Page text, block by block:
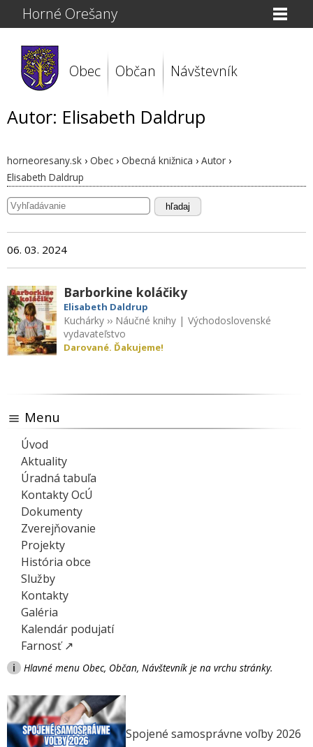
Horné Orešany
Obec Občan Návštevník
Autor: Elisabeth Daldrup
horneoresany.sk › Obec › Obecná knižnica › Autor ›
Elisabeth Daldrup
hľadaj
06. 03. 2024
Barborkine koláčiky
Elisabeth Daldrup
Kuchárky ›› Náučné knihy |Východoslovenské
vydavateľstvo
Darované. Ďakujeme!
Menu
Úvod
Aktuality
Úradná tabuľa
Kontakty OcÚ
Dokumenty
Zverejňovanie
Projekty
História obce
Služby
Kontakty
Galéria
Kalendár podujatí
Farnosť ↗
i Hlavné menu Obec, Občan, Návštevník je na vrchu stránky.
Spojené samosprávne voľby 2026